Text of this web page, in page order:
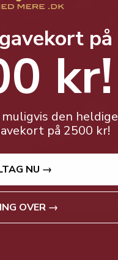
på
kr!
den heldige
på 2500 kr!
NU →
OVER →